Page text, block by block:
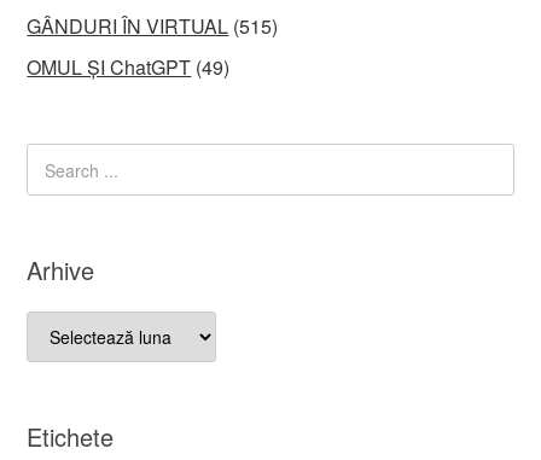
GÂNDURI ÎN VIRTUAL (515)
OMUL ȘI ChatGPT (49)
Arhive
Arhive
Etichete